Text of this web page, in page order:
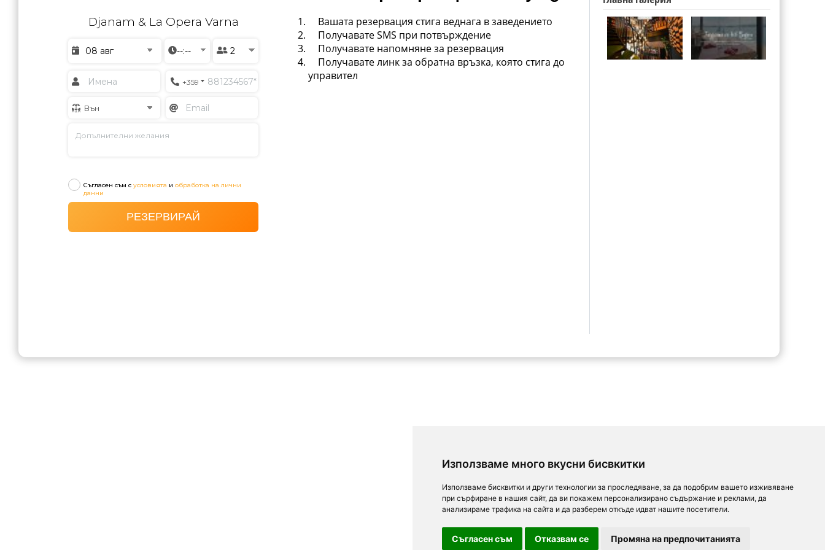
Използваме много вкусни бисвкитки
Използваме бисквитки и други технологии за проследяване, за да подобрим вашето изживяване
при сърфиране в нашия сайт, да ви покажем персонализирано съдържание и реклами, да
анализираме трафика на сайта и да разберем откъде идват нашите посетители.
Съгласен съм Отказвам се Промяна на предпочитанията
Вашата резервация стига веднага в заведението
Получавате SMS при потвърждение
Получавате напомняне за резервация
Получавате линк за обратна връзка, която стига до
управител